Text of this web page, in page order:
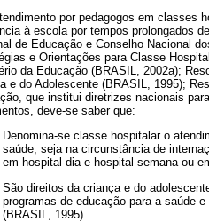
por pedagogos em classes
à escola por tempos prolongados
de Educação e Conselho Nacional
e Orientações para Classe
da Educação (BRASIL, 2002a);
e do Adolescente (BRASIL, 1995);
que institui diretrizes nacionais
deve-se saber que:
Denomina-se classe hospitalar o
saúde, seja na circunstância de
em hospital-dia e hospital-semana ou
São direitos da criança e do
programas de educação para a saúde
(BRASIL, 1995).